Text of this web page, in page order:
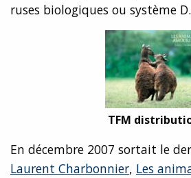
ruses biologiques ou système D.
TFM
En décembre 2007 sortait le
Laurent Charbonnier, Les